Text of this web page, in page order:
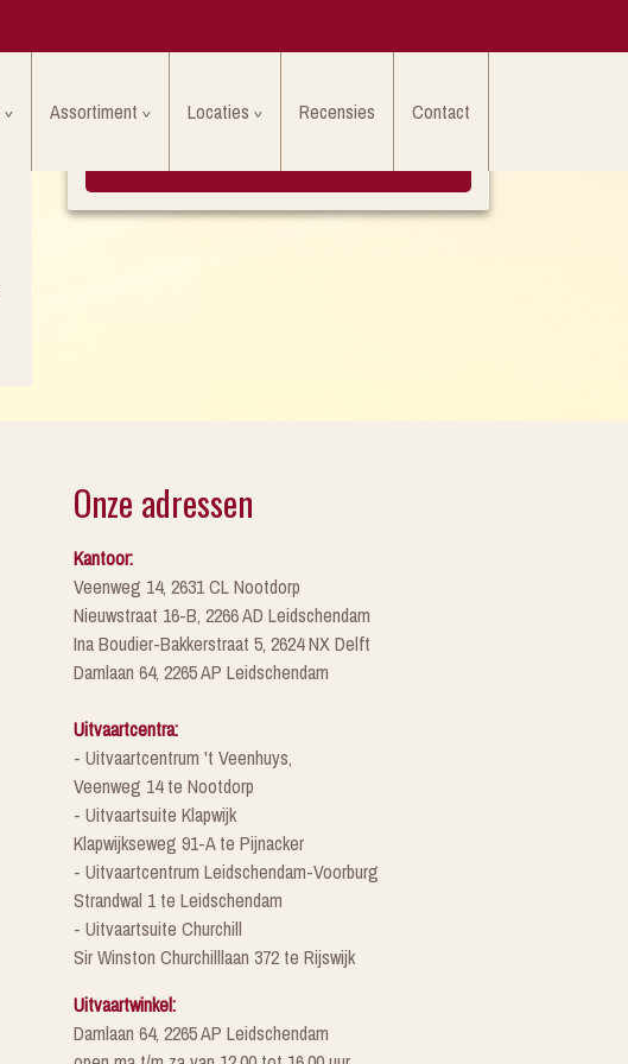
Assortiment Locaties Recensies Contact
Onze adressen
Kantoor:
Veenweg 14, 2631 CL Nootdorp
Nieuwstraat 16-B, 2266 AD Leidschendam
Ina Boudier-Bakkerstraat 5, 2624 NX Delft
Damlaan 64, 2265 AP Leidschendam
Uitvaartcentra:
- Uitvaartcentrum 't Veenhuys,
Veenweg 14 te Nootdorp
- Uitvaartsuite Klapwijk
Klapwijkseweg 91-A te Pijnacker
- Uitvaartcentrum Leidschendam-Voorburg
Strandwal 1 te Leidschendam
- Uitvaartsuite Churchill
Sir Winston Churchilllaan 372 te Rijswijk
Uitvaartwinkel:
Damlaan 64, 2265 AP Leidschendam